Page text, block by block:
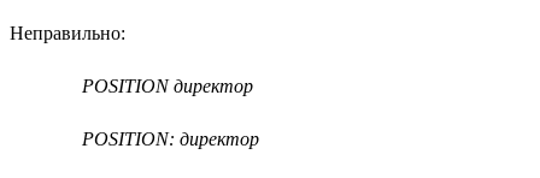
Неправильно:
POSITION директор
POSITION: директор